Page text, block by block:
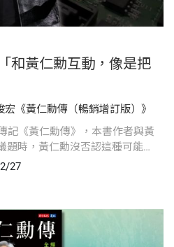
和黃仁勳互動，像是把
《黃仁勳傳（暢銷增訂版）》
記《黃仁勳傳》，本書作者與黃
題時，黃仁勳沒否認這種可能
取代的那一刻不會那麼快到
27